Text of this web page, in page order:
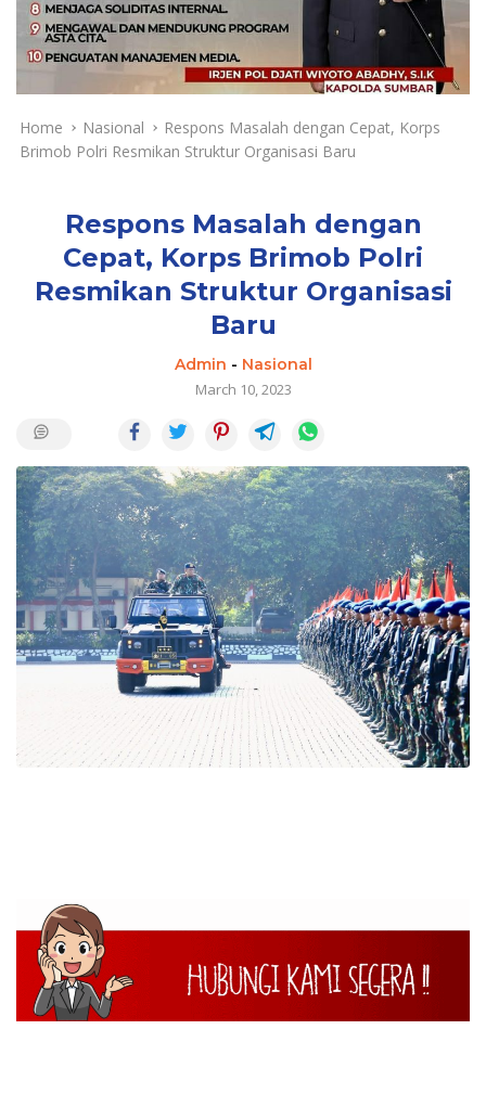
y
a
a
n
T
i
Home Nasional
Respons Masalah dengan Cepat, Korps
Brimob Polri Resmikan Struktur Organisasi Baru
Respons Masalah dengan
Cepat, Korps Brimob Polri
Resmikan Struktur Organisasi
Baru
Admin - Nasional
March 10, 2023